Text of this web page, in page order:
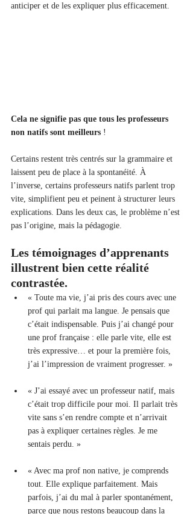
anticiper et de les expliquer plus efficacement.
Cela ne signifie pas que tous les professeurs
non natifs sont meilleurs !
Certains restent très centrés sur la grammaire et
laissent peu de place à la spontanéité. À
l’inverse, certains professeurs natifs parlent trop
vite, simplifient peu et peinent à structurer leurs
explications. Dans les deux cas, le problème n’est
pas l’origine, mais la pédagogie.
Les témoignages d’apprenants
illustrent bien cette réalité
contrastée.
« Toute ma vie, j’ai pris des cours avec une
prof qui parlait ma langue. Je pensais que
c’était indispensable. Puis j’ai changé pour
une prof française : elle parle vite, elle est
très expressive… et pour la première fois,
j’ai l’impression de vraiment progresser. »
« J’ai essayé avec un professeur natif, mais
c’était trop difficile pour moi. Il parlait très
vite sans s’en rendre compte et n’arrivait
pas à expliquer certaines règles. Je me
sentais perdu. »
« Avec ma prof non native, je comprends
tout. Elle explique parfaitement. Mais
parfois, j’ai du mal à parler spontanément,
parce que nous restons beaucoup dans la